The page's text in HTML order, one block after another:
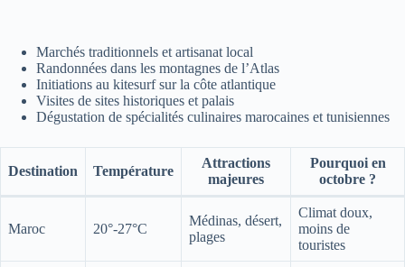
Marchés traditionnels et artisanat local
Randonnées dans les montagnes de l’Atlas
Initiations au kitesurf sur la côte atlantique
Visites de sites historiques et palais
Dégustation de spécialités culinaires marocaines et tunisiennes
Destination Température
Attractions
majeures
Pourquoi en
octobre ?
Maroc 20°-27°C
Médinas, désert,
plages
Climat doux,
moins de
touristes